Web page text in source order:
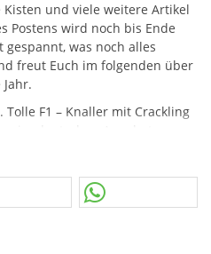
und viele weitere Artikel
Postens wird noch bis Ende
was noch alles
freut Euch im folgenden über
F1 – Knaller mit Crackling
neuen Crackling Böllern,
sie also für 4,99 Euro, wohin